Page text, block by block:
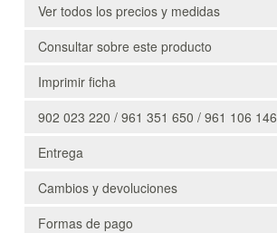
Ver todos los precios y medidas
Consultar sobre este producto
Imprimir ficha
902 023 220 / 961 351 650 / 961 106 146
Entrega
Cambios y devoluciones
Formas de pago